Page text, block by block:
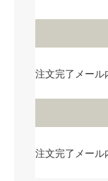
注文完了メール
注文完了メール